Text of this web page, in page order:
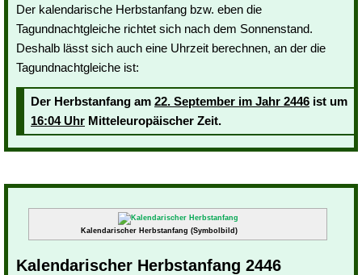
Der kalendarische Herbstanfang bzw. eben die
Tagundnachtgleiche richtet sich nach dem Sonnenstand.
Deshalb lässt sich auch eine Uhrzeit berechnen, an der die
Tagundnachtgleiche ist:
Der Herbstanfang am 22. September im Jahr 2446 ist um
16:04 Uhr Mitteleuropäischer Zeit.
Kalendarischer Herbstanfang (Symbolbild)
Kalendarischer Herbstanfang 2446